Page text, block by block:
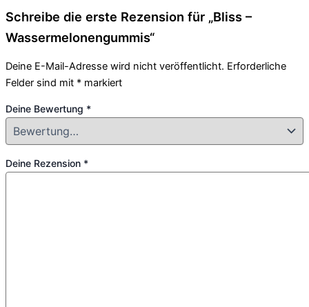
Schreibe die erste Rezension für „Bliss –
Wassermelonengummis“
Deine E-Mail-Adresse wird nicht veröffentlicht. Erforderliche
Felder sind mit * markiert
Deine Bewertung *
Deine Rezension *